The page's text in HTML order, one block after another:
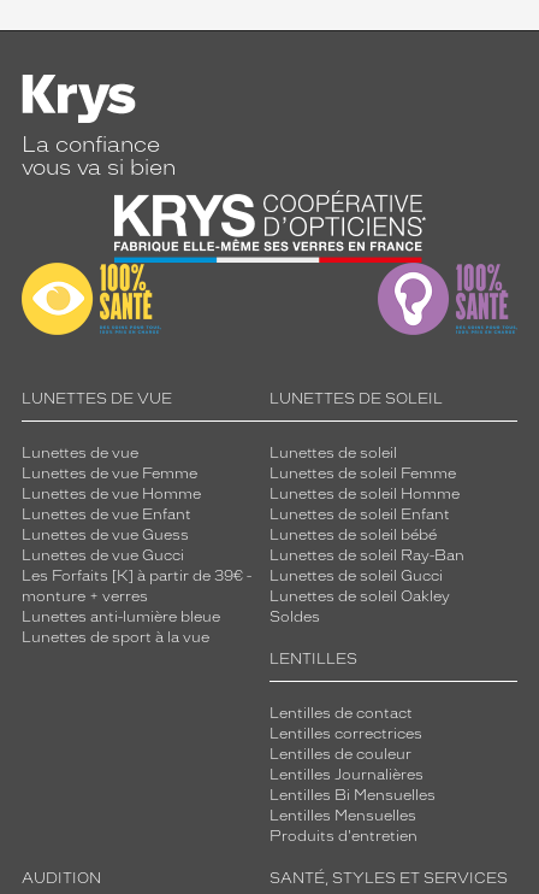
La confiance
vous va si bien
LUNETTES DE VUE
Lunettes de vue
Lunettes de vue Femme
Lunettes de vue Homme
Lunettes de vue Enfant
Lunettes de vue Guess
Lunettes de vue Gucci
Les Forfaits [K] à partir de 39€ -
monture + verres
Lunettes anti-lumière bleue
Lunettes de sport à la vue
LUNETTES DE SOLEIL
Lunettes de soleil
Lunettes de soleil Femme
Lunettes de soleil Homme
Lunettes de soleil Enfant
Lunettes de soleil bébé
Lunettes de soleil Ray-Ban
Lunettes de soleil Gucci
Lunettes de soleil Oakley
Soldes
LENTILLES
Lentilles de contact
Lentilles correctrices
Lentilles de couleur
Lentilles Journalières
Lentilles Bi Mensuelles
Lentilles Mensuelles
Produits d'entretien
AUDITION SANTÉ, STYLES ET SERVICES